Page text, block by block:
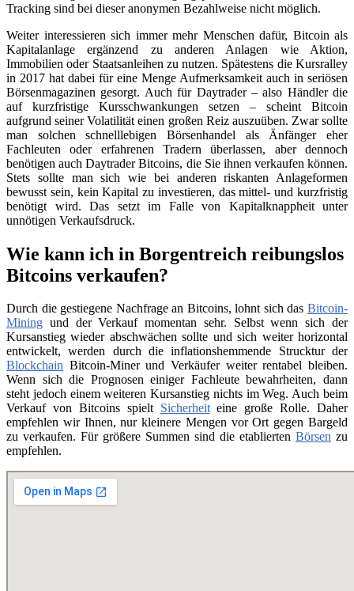
Tracking sind bei dieser anonymen Bezahlweise nicht möglich.
Weiter interessieren sich immer mehr Menschen dafür, Bitcoin als
Kapitalanlage ergänzend zu anderen Anlagen wie Aktion,
Immobilien oder Staatsanleihen zu nutzen. Spätestens die Kursralley
in 2017 hat dabei für eine Menge Aufmerksamkeit auch in seriösen
Börsenmagazinen gesorgt. Auch für Daytrader – also Händler die
auf kurzfristige Kursschwankungen setzen – scheint Bitcoin
aufgrund seiner Volatilität einen großen Reiz auszuüben. Zwar sollte
man solchen schnelllebigen Börsenhandel als Änfänger eher
Fachleuten oder erfahrenen Tradern überlassen, aber dennoch
benötigen auch Daytrader Bitcoins, die Sie ihnen verkaufen können.
Stets sollte man sich wie bei anderen riskanten Anlageformen
bewusst sein, kein Kapital zu investieren, das mittel- und kurzfristig
benötigt wird. Das setzt im Falle von Kapitalknappheit unter
unnötigen Verkaufsdruck.
Wie kann ich in Borgentreich reibungslos
Bitcoins verkaufen?
Durch die gestiegene Nachfrage an Bitcoins, lohnt sich das Bitcoin-
Mining und der Verkauf momentan sehr. Selbst wenn sich der
Kursanstieg wieder abschwächen sollte und sich weiter horizontal
entwickelt, werden durch die inflationshemmende Strucktur der
Blockchain Bitcoin-Miner und Verkäufer weiter rentabel bleiben.
Wenn sich die Prognosen einiger Fachleute bewahrheiten, dann
steht jedoch einem weiteren Kursanstieg nichts im Weg. Auch beim
Verkauf von Bitcoins spielt Sicherheiteine große Rolle. Daher
empfehlen wir Ihnen, nur kleinere Mengen vor Ort gegen Bargeld
zu verkaufen. Für größere Summen sind die etablierten Börsen zu
empfehlen.